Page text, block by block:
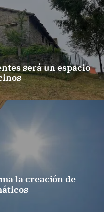
será un espacio
la creación de